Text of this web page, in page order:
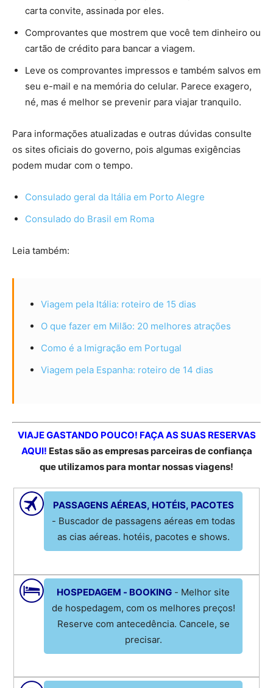
carta convite, assinada por eles.
Comprovantes que mostrem que você tem dinheiro ou
cartão de crédito para bancar a viagem.
Leve os comprovantes impressos e também salvos em
seu e-mail e na memória do celular. Parece exagero,
né, mas é melhor se prevenir para viajar tranquilo.
Para informações atualizadas e outras dúvidas consulte
os sites oficiais do governo, pois algumas exigências
podem mudar com o tempo.
Consulado geral da Itália em Porto Alegre
Consulado do Brasil em Roma
Leia também:
Viagem pela Itália: roteiro de 15 dias
O que fazer em Milão: 20 melhores atrações
Como é a Imigração em Portugal
Viagem pela Espanha: roteiro de 14 dias
VIAJE GASTANDO POUCO! FAÇA AS SUAS RESERVAS
AQUI! Estas são as empresas parceiras de confiança
que utilizamos para montar nossas viagens!
PASSAGENS AÉREAS, HOTÉIS, PACOTES
- Buscador de passagens aéreas em todas
as cias aéreas. hotéis, pacotes e shows.
HOSPEDAGEM - BOOKING - Melhor site
de hospedagem, com os melhores preços!
Reserve com antecedência. Cancele, se
precisar.